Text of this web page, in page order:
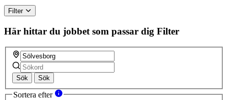
ignore
this
field
Filter
Här hittar du jobbet som passar dig Filter
Sök Sök
Sortera efter